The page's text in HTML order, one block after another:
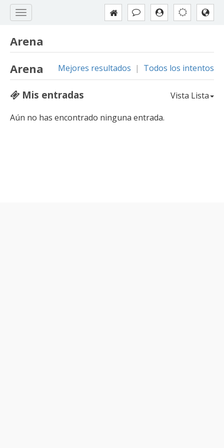
Arena
Arena
Mejores resultados | Todos los intentos
Mis entradas
Vista Lista
Aún no has encontrado ninguna entrada.